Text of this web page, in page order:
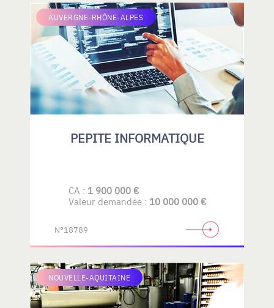
AUVERGNE-RHÔNE-ALPES
PEPITE INFORMATIQUE
CA : 1 900 000 €
Valeur demandée : 10 000 000 €
N°18789
NOUVELLE-AQUITAINE